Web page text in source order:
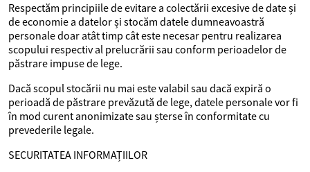
Respectăm principiile de evitare a colectării excesive de date și
de economie a datelor și stocăm datele dumneavoastră
personale doar atât timp cât este necesar pentru realizarea
scopului respectiv al prelucrării sau conform perioadelor de
păstrare impuse de lege.
Dacă scopul stocării nu mai este valabil sau dacă expiră o
perioadă de păstrare prevăzută de lege, datele personale vor fi
în mod curent anonimizate sau șterse în conformitate cu
prevederile legale.
SECURITATEA INFORMAȚIILOR